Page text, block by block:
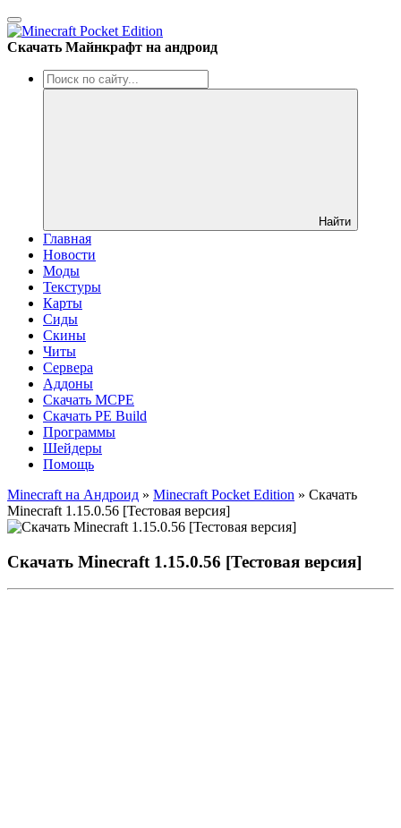
Скачать Майнкрафт на андроид
Найти
Главная
Новости
Моды
Текстуры
Карты
Сиды
Cкины
Читы
Сервера
Аддоны
Скачать MCPE
Скачать PE Build
Программы
Шейдеры
Помощь
Minecraft на Андроид » Minecraft Pocket Edition » Скачать
Minecraft 1.15.0.56 [Тестовая версия]
Скачать Minecraft 1.15.0.56 [Тестовая версия]